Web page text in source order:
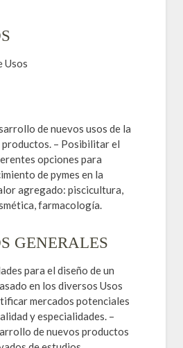
Usos
de nuevos usos de la
productos. – Posibilitar el
opciones para
de pymes en la
agregado: piscicultura,
farmacología.
GENERALES
para el diseño de un
en los diversos Usos
mercados potenciales
y especialidades. –
de nuevos productos